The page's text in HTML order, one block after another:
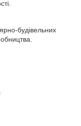
будівельних